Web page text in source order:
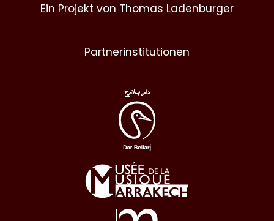
Ein Projekt von Thomas Ladenburger
Partnerinstitutionen